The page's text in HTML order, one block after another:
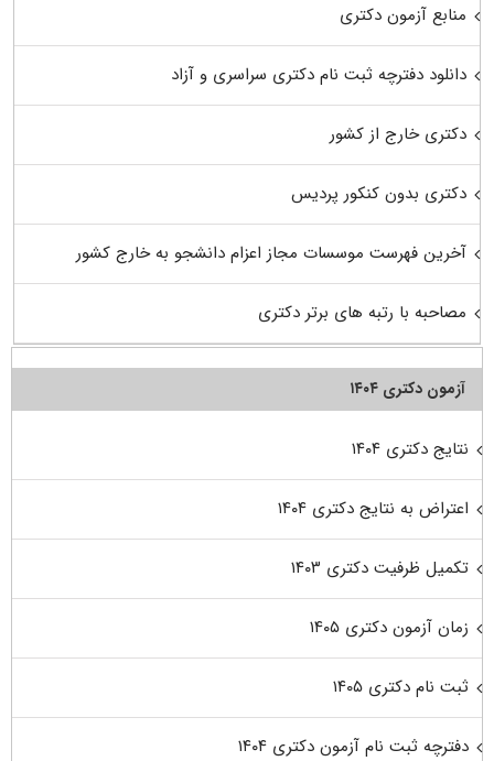
منابع آزمون دکتری
دانلود دفترچه ثبت نام دکتری سراسری و آزاد
دکتری خارج از کشور
دکتری بدون کنکور پردیس
آخرین فهرست موسسات مجاز اعزام دانشجو به خارج کشور
مصاحبه با رتبه های برتر دکتری
آزمون دکتری ۱۴۰۴
نتایج دکتری ۱۴۰۴
اعتراض به نتایج دکتری ۱۴۰۴
تکمیل ظرفیت دکتری ۱۴۰۳
زمان آزمون دکتری ۱۴۰۵
ثبت نام دکتری ۱۴۰۵
دفترچه ثبت نام آزمون دکتری ۱۴۰۴